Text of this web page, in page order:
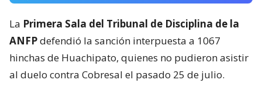
La Primera Sala del Tribunal de Disciplina de la
ANFPdefendió la sanción interpuesta a 1067
hinchas de Huachipato, quienes no pudieron asistir
al duelo contra Cobresal el pasado 25 de julio.